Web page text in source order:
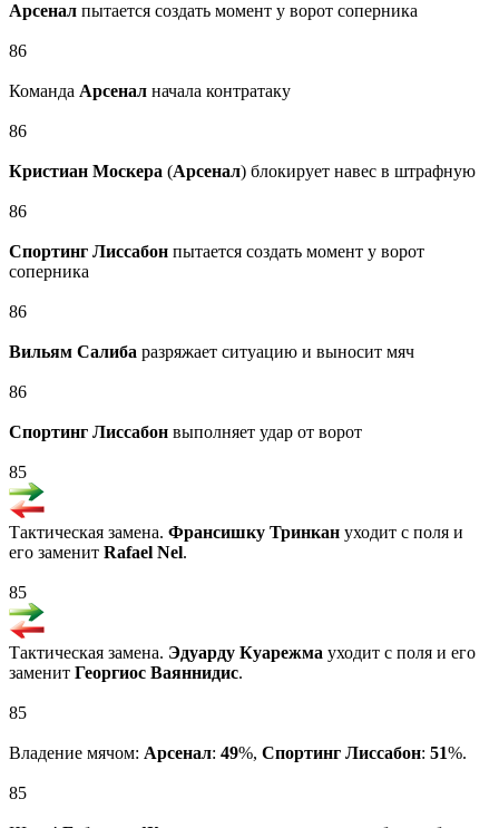
Арсенал пытается создать момент у ворот соперника
86
Команда Арсенал начала контратаку
86
Кристиан Москера (Арсенал) блокирует навес в штрафную
86
Спортинг Лиссабон пытается создать момент у ворот
соперника
86
Вильям Салиба разряжает ситуацию и выносит мяч
86
Спортинг Лиссабон выполняет удар от ворот
85
Тактическая замена. Франсишку Тринкан уходит с поля и
его заменит Rafael Nel.
85
Тактическая замена. Эдуарду Куарежма уходит с поля и его
заменит Георгиос Ваяннидис.
85
Владение мячом: Арсенал: 49%, Спортинг Лиссабон: 51%.
85